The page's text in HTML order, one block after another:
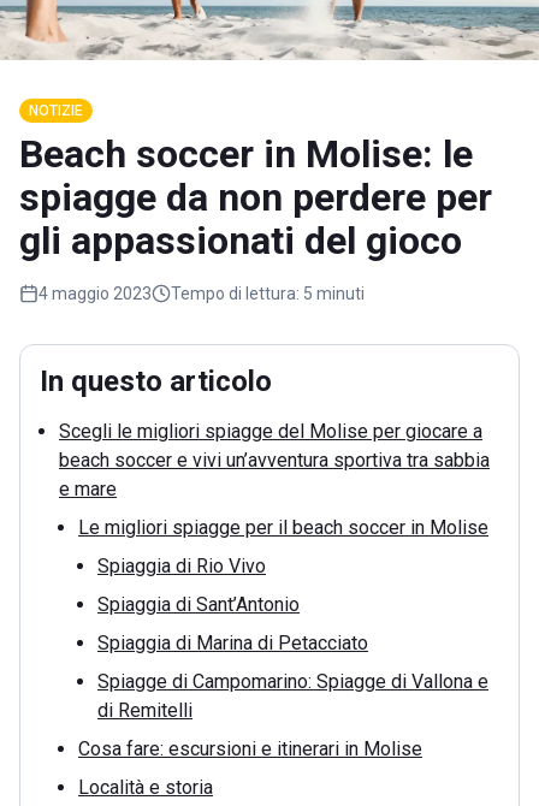
NOTIZIE
Beach soccer in Molise: le
spiagge da non perdere per
gli appassionati del gioco
4 maggio 2023 Tempo di lettura: 5 minuti
In questo articolo
Scegli le migliori spiagge del Molise per giocare a
beach soccer e vivi un’avventura sportiva tra sabbia
e mare
Le migliori spiagge per il beach soccer in Molise
Spiaggia di Rio Vivo
Spiaggia di Sant’Antonio
Spiaggia di Marina di Petacciato
Spiagge di Campomarino: Spiagge di Vallona e
di Remitelli
Cosa fare: escursioni e itinerari in Molise
Località e storia